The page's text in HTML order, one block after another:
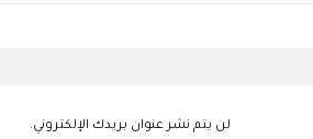
لن يتم نشر عنوان بريدك الإلكتروني.